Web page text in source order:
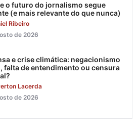
o futuro do jornalismo segue
(e mais relevante do que nunca)
Ribeiro
de 2026
e crise climática: negacionismo
falta de entendimento ou censura
Lacerda
de 2026